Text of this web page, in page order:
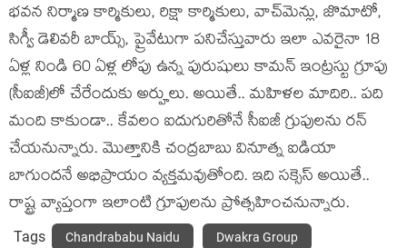
భవన నిర్మాణ కార్మికులు, రిక్షా కార్మికులు, వాచ్‌మెన్లు, జొమాటో,
సిగ్వీ డెలివరీ బాయ్స్, ప్రైవేటుగా పనిచేస్తువారు ఇలా ఎవరైనా 18
ఏళ్ల నిండి 60 ఏళ్ల లోపు ఉన్న పురుషులు కామన్‌ ఇంట్రస్టు గ్రూపు
(సీఐజీ)లో చేరేందుకు అర్హులు. అయితే.. మ‌హిళ‌ల మాదిరి.. ప‌ది
మంది కాకుండా.. కేవ‌లం ఐదుగురితోనే సీఐజీ గ్రుపుల‌ను ర‌న్
చేయ‌నున్నారు. మొత్తానికి చంద్ర‌బాబు వినూత్న ఐడియా
బాగుంద‌నే అభిప్రాయం వ్య‌క్త‌మ‌వుతోంది. ఇది స‌క్సెస్ అయితే..
రాష్ట్ర వ్యాప్తంగా ఇలాంటి గ్రూపుల‌ను ప్రోత్స‌హించ‌నున్నారు.
Tags Chandrababu Naidu Dwakra Group